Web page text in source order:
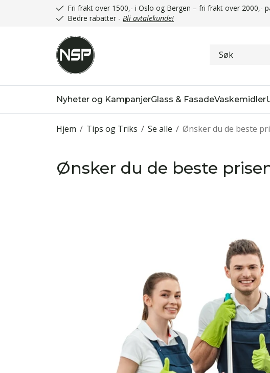
Fri frakt over 1500,- i Oslo og Bergen – fri frakt over 2000,-
Bedre rabatter - Bli avtalekunde!
Nyheter og KampanjerGlass & FasadeVaskemidler
/
Hjem /
Tips og Triks /
Se alle Ønsker du de beste
Ønsker du de beste